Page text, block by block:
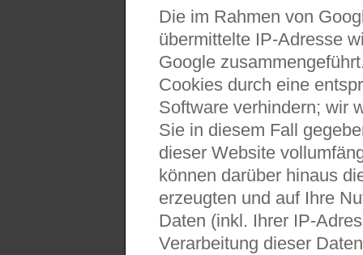
Die im Rahmen von
übermittelte IP-Adresse
Google
Cookies durch eine
Software verhindern; wir
Sie in diesem Fall
dieser Website
können darüber hinaus
erzeugten und auf Ihre
Daten (inkl. Ihrer IP-
Verarbeitung dieser